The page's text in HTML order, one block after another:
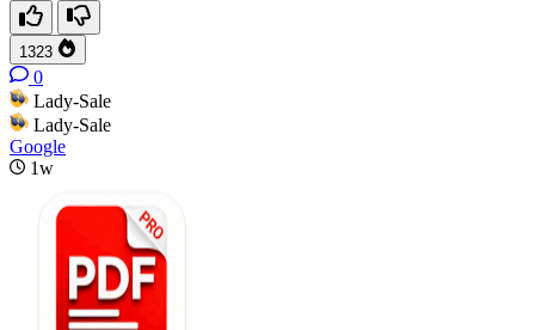
1323
0
Lady-Sale
Lady-Sale
Google
1w